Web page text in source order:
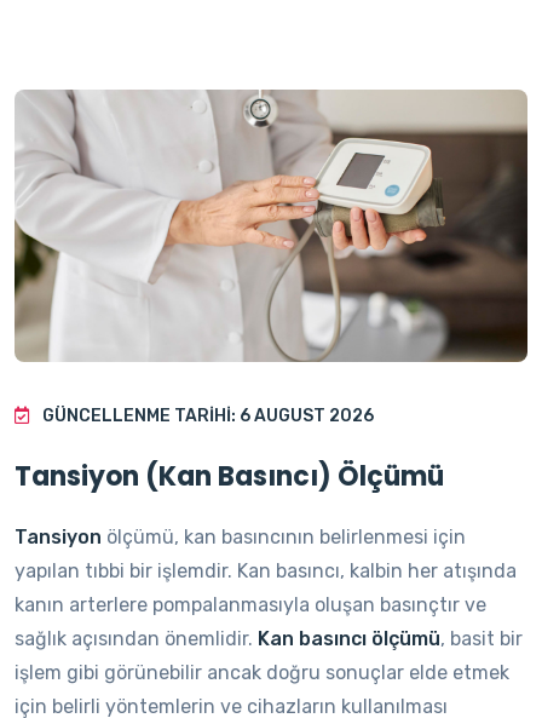
GÜNCELLENME TARIHI: 6 AUGUST 2026
Tansiyon (Kan Basıncı) Ölçümü
Tansiyon ölçümü, kan basıncının belirlenmesi için
yapılan tıbbi bir işlemdir. Kan basıncı, kalbin her atışında
kanın arterlere pompalanmasıyla oluşan basınçtır ve
sağlık açısından önemlidir. Kan basıncı ölçümü, basit bir
işlem gibi görünebilir ancak doğru sonuçlar elde etmek
için belirli yöntemlerin ve cihazların kullanılması